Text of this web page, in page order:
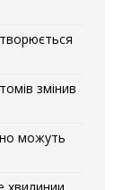
змінив
можуть